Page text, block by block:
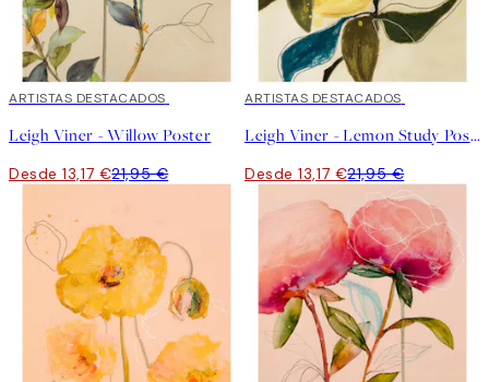
40%*
ARTISTAS DESTACADOS
Leigh Viner - Willow Poster
Desde 13,17 €21,95 €
40%*
ARTISTAS DESTACADOS
Leigh Viner - Lemon Study Poster
Desde 13,17 €21,95 €